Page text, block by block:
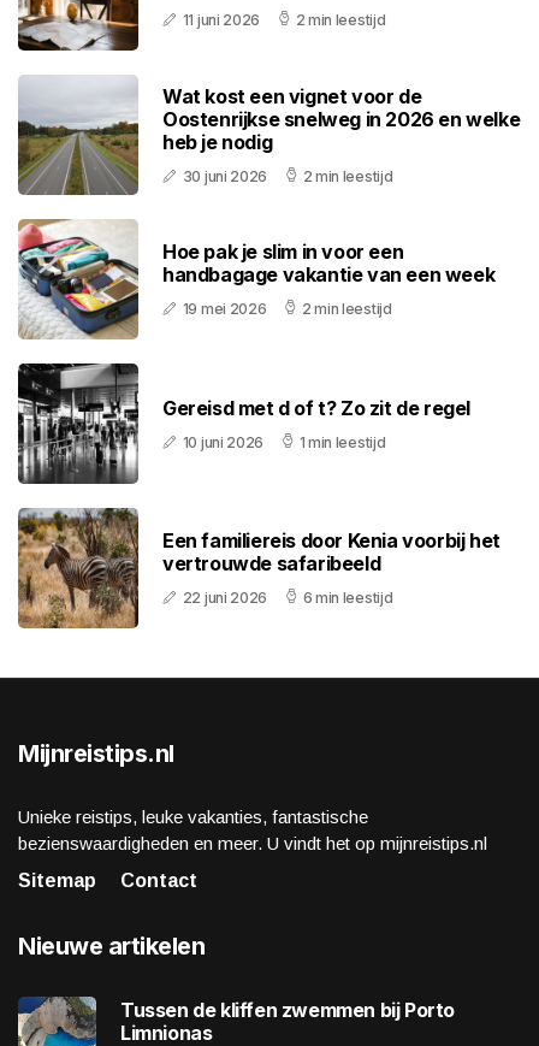
11 juni 2026 2 min leestijd
Wat kost een vignet voor de
Oostenrijkse snelweg in 2026 en welke
heb je nodig
30 juni 2026 2 min leestijd
Hoe pak je slim in voor een
handbagage vakantie van een week
19 mei 2026 2 min leestijd
Gereisd met d of t? Zo zit de regel
10 juni 2026 1 min leestijd
Een familiereis door Kenia voorbij het
vertrouwde safaribeeld
22 juni 2026 6 min leestijd
Mijnreistips.nl
Unieke reistips, leuke vakanties, fantastische
bezienswaardigheden en meer. U vindt het op mijnreistips.nl
Sitemap
Contact
Nieuwe artikelen
Tussen de kliffen zwemmen bij Porto
Limnionas